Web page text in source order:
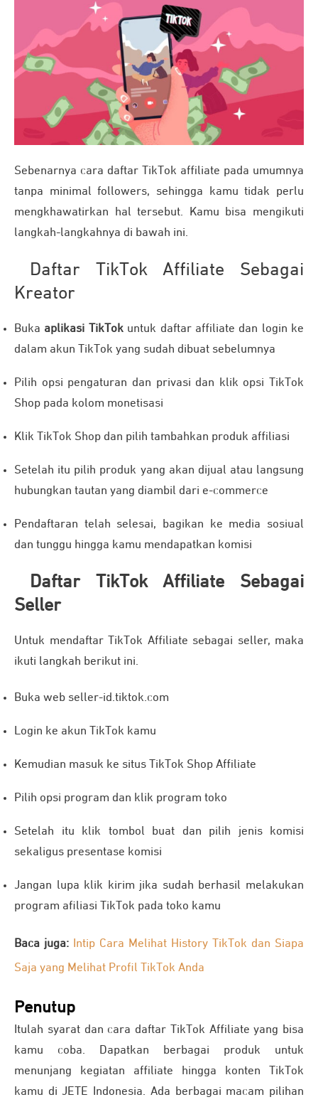
Sebenarnya cara daftar TikTok affiliate pada umumnya
tanpa minimal followers, sehingga kamu tidak perlu
mengkhawatirkan hal tersebut. Kamu bisa mengikuti
langkah-langkahnya di bawah ini.
Daftar TikTok Affiliate Sebagai
Kreator
Buka aplikasi TikTokuntuk daftar affiliate dan login ke
dalam akun TikTok yang sudah dibuat sebelumnya
Pilih opsi pengaturan dan privasi dan klik opsi TikTok
Shop pada kolom monetisasi
Klik TikTok Shop dan pilih tambahkan produk affiliasi
Setelah itu pilih produk yang akan dijual atau langsung
hubungkan tautan yang diambil dari e-commerce
Pendaftaran telah selesai, bagikan ke media sosiual
dan tunggu hingga kamu mendapatkan komisi
Daftar TikTok Affiliate Sebagai
Seller
Untuk mendaftar TikTok Affiliate sebagai seller, maka
ikuti langkah berikut ini.
Buka web seller-id.tiktok.com
Login ke akun TikTok kamu
Kemudian masuk ke situs TikTok Shop Affiliate
Pilih opsi program dan klik program toko
Setelah itu klik tombol buat dan pilih jenis komisi
sekaligus presentase komisi
Jangan lupa klik kirim jika sudah berhasil melakukan
program afiliasi TikTok pada toko kamu
Baca juga:
Intip Cara Melihat History TikTok dan Siapa
Saja yang Melihat Profil TikTok Anda
Penutup
Itulah syarat dan cara daftar TikTok Affiliate yang bisa
kamu coba. Dapatkan berbagai produk untuk
menunjang kegiatan affiliate hingga konten TikTok
kamu di JETE Indonesia. Ada berbagai macam pilihan